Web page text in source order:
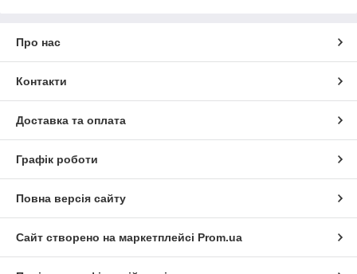
Про нас
Контакти
Доставка та оплата
Графік роботи
Повна версія сайту
Сайт створено на маркетплейсі Prom.ua